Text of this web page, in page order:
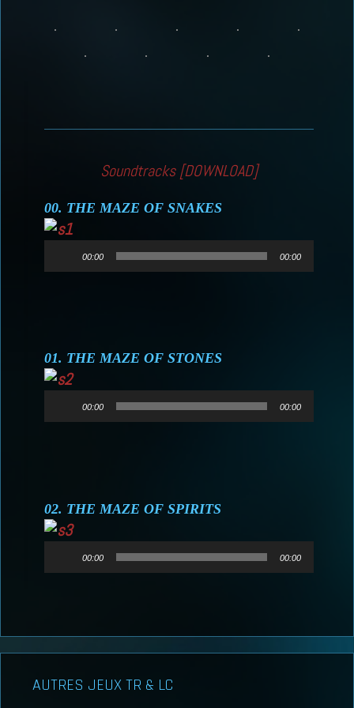
Soundtracks [DOWNLOAD]
00. THE MAZE OF SNAKES
Lecteur
audio
00:00 00:00
01. THE MAZE OF STONES
Lecteur
audio
00:00 00:00
02. THE MAZE OF SPIRITS
Lecteur
audio
00:00 00:00
AUTRES JEUX TR & LC